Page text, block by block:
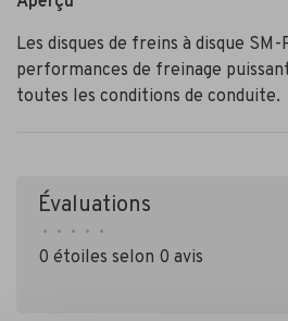
Les disques de freins à disque
performances de freinage
toutes les conditions de conduite.
Évaluations
• • • • •
0 étoiles selon 0 avis